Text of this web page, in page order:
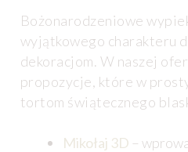
Bożonarodzeniowe
wyjątkowego charakteru
dekoracjom. W naszej
propozycje, które w
tortom świątecznego
Mikołaj 3D –